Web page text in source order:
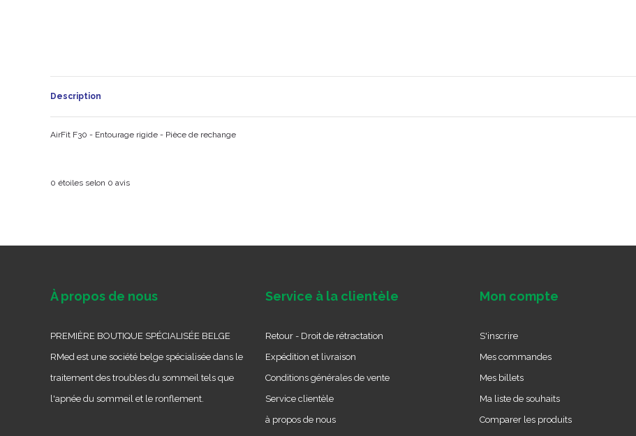
Description
AirFit F30 - Entourage rigide - Pièce de rechange
0 étoiles selon 0 avis
À propos de nous
PREMIÈRE BOUTIQUE SPÉCIALISÉE BELGE
RMed est une société belge spécialisée dans le
traitement des troubles du sommeil tels que
l'apnée du sommeil et le ronflement.
Service à la clientèle
Retour - Droit de rétractation
Expédition et livraison
Conditions générales de vente
Service clientèle
à propos de nous
Mon compte
S'inscrire
Mes commandes
Mes billets
Ma liste de souhaits
Comparer les produits